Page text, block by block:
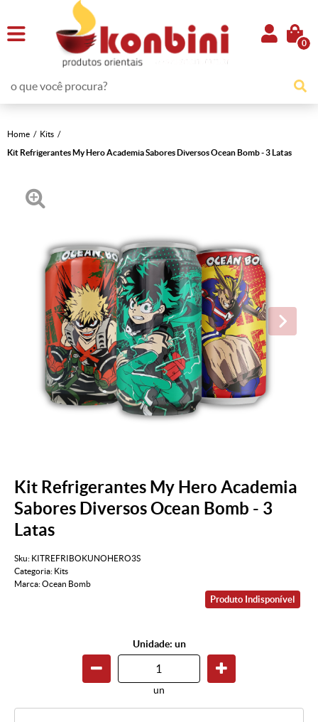
0
Home
Kits
Kit Refrigerantes My Hero Academia Sabores Diversos Ocean Bomb - 3 Latas
Kit Refrigerantes My Hero Academia
Sabores Diversos Ocean Bomb - 3
Latas
Sku: KITREFRIBOKUNOHERO3S
Categoria: Kits
Marca:Ocean Bomb
Produto Indisponível
Unidade: un
un